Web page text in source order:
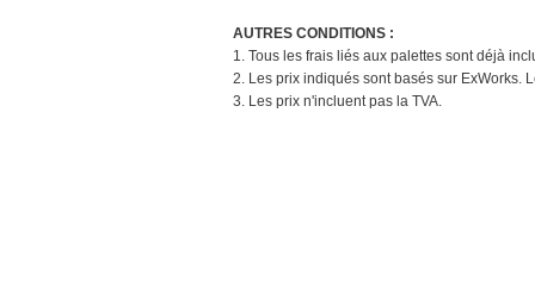
AUTRES CONDITIONS :
1. Tous les frais liés aux palettes sont déjà
2. Les prix indiqués sont basés sur ExWorks.
3. Les prix n'incluent pas la TVA.